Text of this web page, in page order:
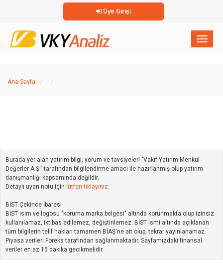
Üye Girişi
×
Ana Sayfa
Burada yer alan yatırım bilgi, yorum ve tavsiyeleri "Vakıf Yatırım Menkul
Değerler A.Ş.” tarafından bilgilendirme amacı ile hazırlanmış olup yatırım
danışmanlığı kapsamında değildir.
Detaylı uyarı notu için lütfen tıklayınız.
BİST Çekince İbaresi
BİST isim ve logosu "koruma marka belgesi" altında korunmakta olup izinsiz
kullanılamaz, iktibas edilemez, değiştirilemez. BİST ismi altında açıklanan
tüm bilgilerin telif hakları tamamen BİAŞ'ne ait olup, tekrar yayınlanamaz.
Piyasa verileri Foreks tarafından sağlanmaktadır. Sayfamızdaki finansal
veriler en az 15 dakika gecikmelidir.